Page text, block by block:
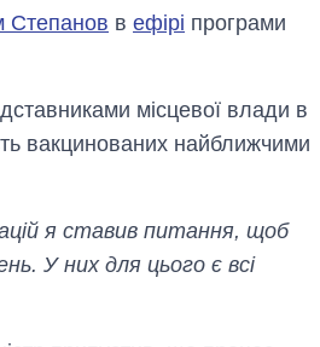
Степанов в ефірі програми
місцевої влади в
вакцинованих найближчими
я ставив питання, щоб
У них для цього є всі